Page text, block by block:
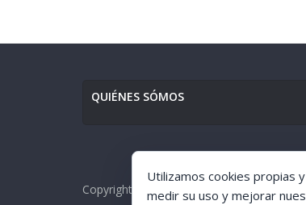
QUIÉNES SÓMOS
Copyright © [1998-2017] [Ciudad de GuÍa].
Utilizamos cookies propias
medir su uso y mejorar